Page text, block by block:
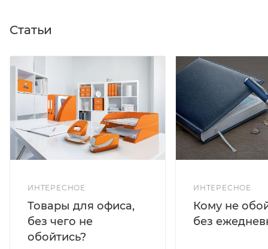
Статьи
ИНТЕРЕСНОЕ
Товары для офиса,
без чего не
обойтись?
ИНТЕРЕСНОЕ
Кому не
без